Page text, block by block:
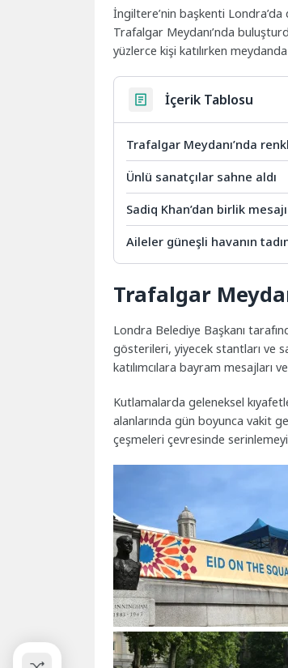
İngiltere’nin başkenti Londra’da
Trafalgar Meydanı’nda
yüzlerce kişi katılırken
İçerik Tablosu
Trafalgar Meydanı’nda
Ünlü sanatçılar sahne aldı
Sadiq Khan’dan birlik mesajı
Aileler güneşli havanın
Trafalgar
Londra Belediye Başkanı
gösterileri, yiyecek stantları ve
katılımcılara bayram mesajları
Kutlamalarda geleneksel
alanlarında gün boyunca vakit
çeşmeleri çevresinde